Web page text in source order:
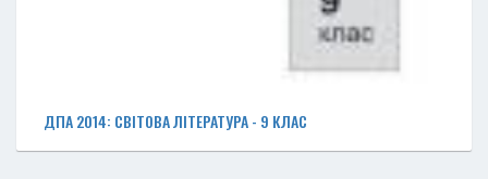
ДПА 2014: СВІТОВА ЛІТЕРАТУРА - 9 КЛАС